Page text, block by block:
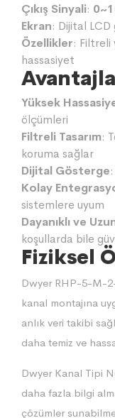
Çıkış Sinyali:
Ekran: Dijital
Özellikler: Filtreli
hassasiyet
Yüksek
ölçümleri
Filtreli Tasarım:
koruma sağlar
Dijital Gösterge
Kolay
sistemlere uyum
Dayanıklı ve
koşullarda bile
Fiziksel
Dwyer RHP-5-M-
kanal montajına
anlık veri takibi
daha temiz ve
Dwyer Kanal Tipi
daha fazla bilgi
çözümler